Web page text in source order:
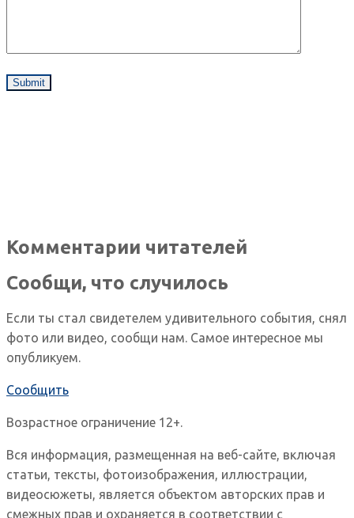
Комментарии читателей
Сообщи, что случилось
Если ты стал свидетелем удивительного события, снял
фото или видео, сообщи нам. Самое интересное мы
опубликуем.
Сообщить
Возрастное ограничение 12+.
Вся информация, размещенная на веб-сайте, включая
статьи, тексты, фотоизображения, иллюстрации,
видеосюжеты, является объектом авторских прав и
смежных прав и охраняется в соответствии с